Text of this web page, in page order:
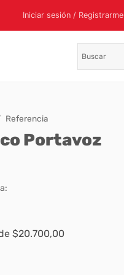
Iniciar sesión / Registrarme
Referencia
Portavoz
$20.700,00